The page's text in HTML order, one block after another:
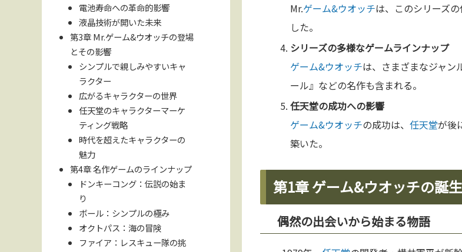
Mr.ゲーム&ウオッチは、このシリーズ
した。
シリーズの多様なゲームラインナップ
ゲーム&ウオッチは、さまざまなジャン
ール』などの名作も含まれる。
任天堂の成功への影響
ゲーム&ウオッチの成功は、任天堂が後
築いた。
第1章 ゲーム&ウオッチの誕
偶然の出会いから始まる物語
電池寿命への革命的影響
液晶技術が開いた未来
第3章 Mr.ゲーム&ウオッチの登場
とその影響
シンプルで親しみやすいキャ
ラクター
広がるキャラクターの世界
任天堂のキャラクターマーケ
ティング戦略
時代を超えたキャラクターの
魅力
第4章 名作ゲームのラインナップ
ドンキーコング：伝説の始ま
り
ボール：シンプルの極み
オクトパス：海の冒険
ファイア：レスキュー隊の挑